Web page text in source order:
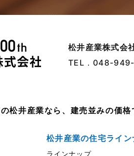
松井産業株式会
TEL． 048-
松井産業なら、建売並みの価格
松井産業の住宅ライン
ラインナップ